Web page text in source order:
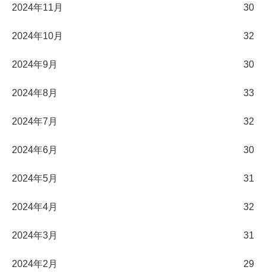
2024年11月 30
2024年10月 32
2024年9月 30
2024年8月 33
2024年7月 32
2024年6月 30
2024年5月 31
2024年4月 32
2024年3月 31
2024年2月 29